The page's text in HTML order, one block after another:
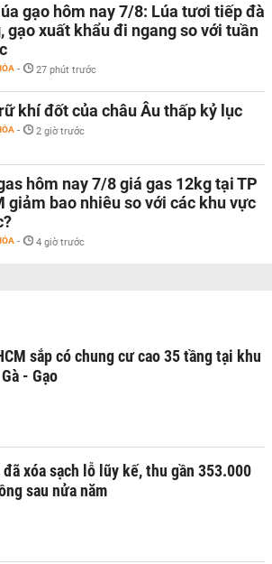
gạo hôm nay 7/8: Lúa tươi tiếp đà
gạo xuất khẩu đi ngang so với tuần
- 27 phút trước
khí đốt của châu Âu thấp kỷ lục
- 2 giờ trước
hôm nay 7/8 giá gas 12kg tại TP
giảm bao nhiêu so với các khu vực
- 4 giờ trước
sắp có chung cư cao 35 tầng tại khu
- Gạo
đã xóa sạch lỗ lũy kế, thu gần 353.000
sau nửa năm